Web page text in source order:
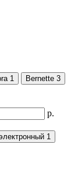
1 Bernette 3
р.
1